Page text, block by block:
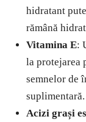
hidratant
rămână
Vitamina E:
la protejarea
semnelor de
suplimentară.
Acizi grași